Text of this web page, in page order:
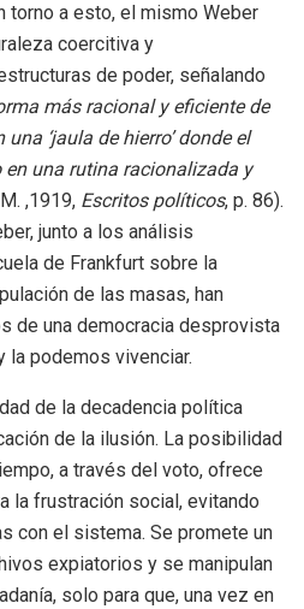
torno a esto, el mismo Weber
coercitiva y
de poder, señalando
más racional y eficiente de
‘jaula de hierro’ donde el
una rutina racionalizada y
,1919, Escritos políticos, p. 86).
junto a los análisis
de Frankfurt sobre la
de las masas, han
de una democracia desprovista
la podemos vivenciar.
de la decadencia política
de la ilusión. La posibilidad
a través del voto, ofrece
la frustración social, evitando
con el sistema. Se promete un
expiatorios y se manipulan
solo para que, una vez en